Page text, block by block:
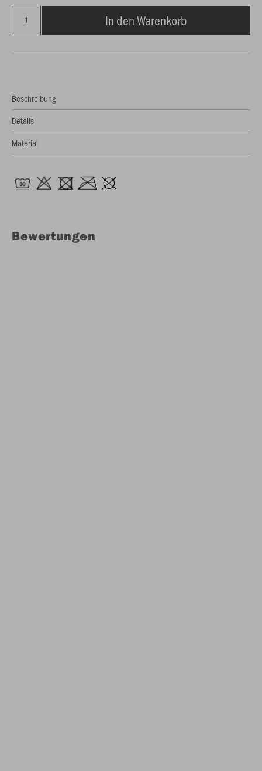
In den Warenkorb
Beschreibung
Details
Material
Bewertungen